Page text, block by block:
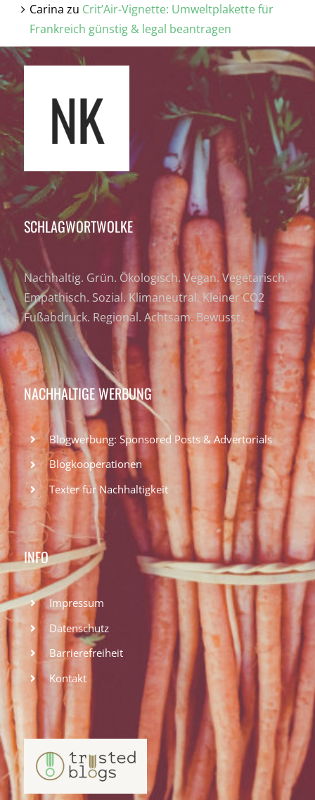
Carina zu Crit’Air-Vignette: Umweltplakette für
Frankreich günstig & legal beantragen
SCHLAGWORTWOLKE
Nachhaltig. Grün. Ökologisch. Vegan. Vegetarisch.
Empathisch. Sozial. Klimaneutral. Kleiner CO2
Fußabdruck. Regional. Achtsam. Bewusst.
NACHHALTIGE WERBUNG
Blogwerbung: Sponsored Posts & Advertorials
Blogkooperationen
Texter für Nachhaltigkeit
INFO
Impressum
Datenschutz
Barrierefreiheit
Kontakt